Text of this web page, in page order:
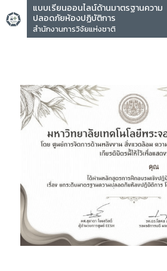
แบบเรียนออนไลน์ด้านมาตรฐานความ
ปลอดภัยห้องปฏิบัติการ
สำนักงานการวิจัยแห่งชาติ
คุณ